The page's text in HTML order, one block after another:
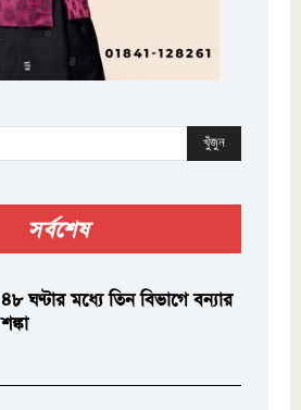
খুঁজুন
সর্বশেষ
৪৮ ঘণ্টার মধ্যে তিন বিভাগে বন্যার
শঙ্কা